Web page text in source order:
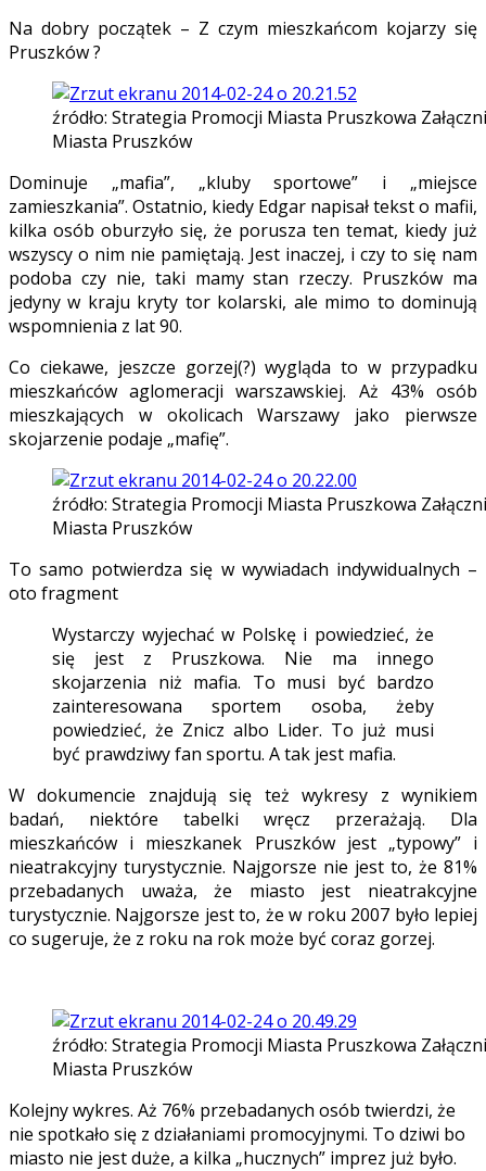
Na dobry początek – Z czym mieszkańcom kojarzy się
Pruszków ?
źródło: Strategia Promocji Miasta Pruszkowa
Miasta Pruszków
Dominuje „mafia”, „kluby sportowe” i „miejsce
zamieszkania”. Ostatnio, kiedy Edgar napisał tekst o mafii,
kilka osób oburzyło się, że porusza ten temat, kiedy już
wszyscy o nim nie pamiętają. Jest inaczej, i czy to się nam
podoba czy nie, taki mamy stan rzeczy. Pruszków ma
jedyny w kraju kryty tor kolarski, ale mimo to dominują
wspomnienia z lat 90.
Co ciekawe, jeszcze gorzej(?) wygląda to w przypadku
mieszkańców aglomeracji warszawskiej. Aż 43% osób
mieszkających w okolicach Warszawy jako pierwsze
skojarzenie podaje „mafię”.
źródło: Strategia Promocji Miasta Pruszkowa
Miasta Pruszków
To samo potwierdza się w wywiadach indywidualnych –
oto fragment
Wystarczy wyjechać w Polskę i powiedzieć, że
się jest z Pruszkowa. Nie ma innego
skojarzenia niż mafia. To musi być bardzo
zainteresowana sportem osoba, żeby
powiedzieć, że Znicz albo Lider. To już musi
być prawdziwy fan sportu. A tak jest mafia.
W dokumencie znajdują się też wykresy z wynikiem
badań, niektóre tabelki wręcz przerażają. Dla
mieszkańców i mieszkanek Pruszków jest „typowy” i
nieatrakcyjny turystycznie. Najgorsze nie jest to, że 81%
przebadanych uważa, że miasto jest nieatrakcyjne
turystycznie. Najgorsze jest to, że w roku 2007 było lepiej
co sugeruje, że z roku na rok może być coraz gorzej.
źródło: Strategia Promocji Miasta Pruszkowa
Miasta Pruszków
Kolejny wykres. Aż 76% przebadanych osób twierdzi, że
nie spotkało się z działaniami promocyjnymi. To dziwi bo
miasto nie jest duże, a kilka „hucznych” imprez już było.